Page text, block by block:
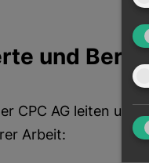
und
CPC AG leiten uns
Arbeit: